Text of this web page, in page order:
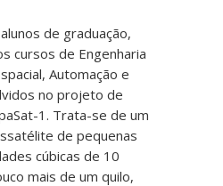
de graduação,
cursos de Engenharia
Automação e
no projeto de
1. Trata-se de um
de pequenas
cúbicas de 10
mais de um quilo,